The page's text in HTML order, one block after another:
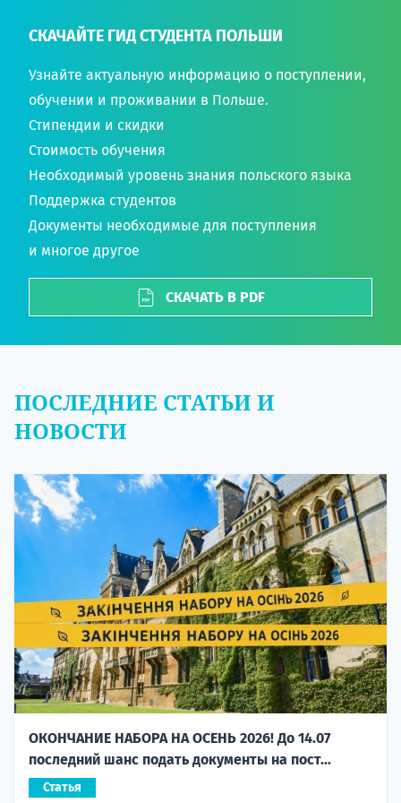
СКАЧАЙТЕ ГИД СТУДЕНТА ПОЛЬШИ
Узнайте актуальную информацию о поступлении,
обучении и проживании в Польше.
Стипендии и скидки
Стоимость обучения
Необходимый уровень знания польского языка
Поддержка студентов
Документы необходимые для поступления
и многое другое
СКАЧАТЬ В PDF
ПОСЛЕДНИЕ СТАТЬИ И
НОВОСТИ
ОКОНЧАНИЕ НАБОРА НА ОСЕНЬ 2026! До 14.07
последний шанс подать документы на пост...
Статья